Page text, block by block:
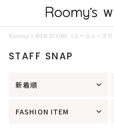
Roomy’s WEB STORE（ルーミィーズウ
STAFF SNAP
新着順
FASHION ITEM